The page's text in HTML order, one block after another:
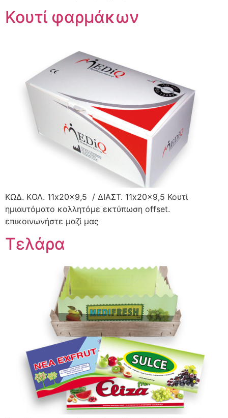
Κουτί φαρμάκων
ΚΩΔ. KΟΛ. 11x20x9,5 / ΔΙΑΣΤ. 11x20x9,5 Κουτί
ημιαυτόματο κολλητόμε εκτύπωση offset.
επικοινωνήστε μαζί μας
Τελάρα